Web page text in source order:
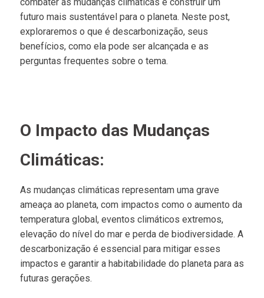
futuro mais sustentável para o planeta. Neste post,
exploraremos o que é descarbonização, seus
benefícios, como ela pode ser alcançada e as
perguntas frequentes sobre o tema.
O Impacto das Mudanças
Climáticas:
As mudanças climáticas representam uma grave
ameaça ao planeta, com impactos como o aumento da
temperatura global, eventos climáticos extremos,
elevação do nível do mar e perda de biodiversidade. A
descarbonização é essencial para mitigar esses
impactos e garantir a habitabilidade do planeta para as
futuras gerações.